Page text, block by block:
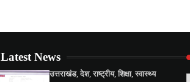
Latest News
उत्तराखंड, देश, राष्ट्रीय, शिक्षा, स्वास्थ्य